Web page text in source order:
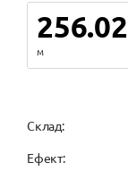
256.02
м
Cклад:
Ефект: